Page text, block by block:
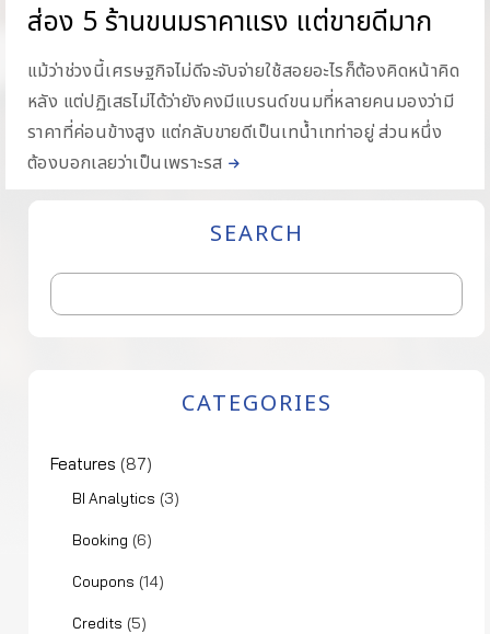
ส่อง 5 ร้านขนมราคาแรง แต่ขายดีมาก
แม้ว่าช่วงนี้เศรษฐกิจไม่ดีจะจับจ่ายใช้สอยอะไรก็ต้องคิดหน้าคิด
หลัง แต่ปฏิเสธไม่ได้ว่ายังคงมีแบรนด์ขนมที่หลายคนมองว่ามี
ราคาที่ค่อนข้างสูง แต่กลับขายดีเป็นเทน้ำเทท่าอยู่ ส่วนหนึ่ง
ต้องบอกเลยว่าเป็นเพราะรส
SEARCH
CATEGORIES
Features (87)
BI Analytics (3)
Booking (6)
Coupons (14)
Credits (5)